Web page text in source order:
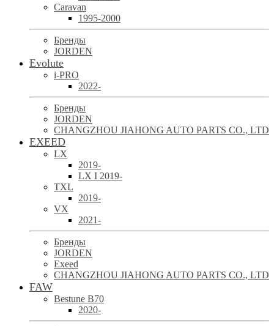
Caravan
1995-2000
Бренды
JORDEN
Evolute
i-PRO
2022-
Бренды
JORDEN
CHANGZHOU JIAHONG AUTO PARTS CO., LTD
EXEED
LX
2019-
LX I 2019-
TXL
2019-
VX
2021-
Бренды
JORDEN
Exeed
CHANGZHOU JIAHONG AUTO PARTS CO., LTD
FAW
Bestune B70
2020-